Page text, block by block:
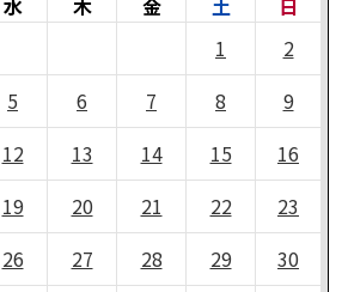
1
2
5 6 7 8
9
12 13 14 15
16
19 20 21 22
23
26 27 28 29
30